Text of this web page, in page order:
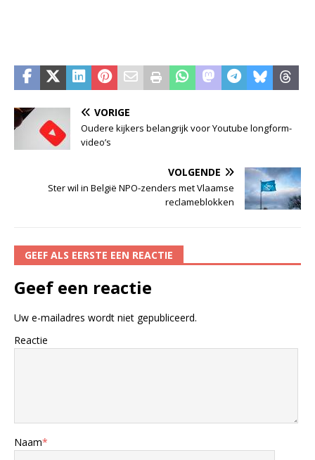
VORIGE
Oudere kijkers belangrijk voor Youtube longform-
video’s
VOLGENDE
Ster wil in België NPO-zenders met Vlaamse
reclameblokken
GEEF ALS EERSTE EEN REACTIE
Geef een reactie
Uw e-mailadres wordt niet gepubliceerd.
Reactie
Naam*